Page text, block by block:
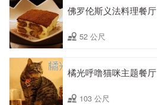
佛罗伦斯义法料理餐厅
52 公尺
橘光呼噜猫咪主题餐厅
103 公尺